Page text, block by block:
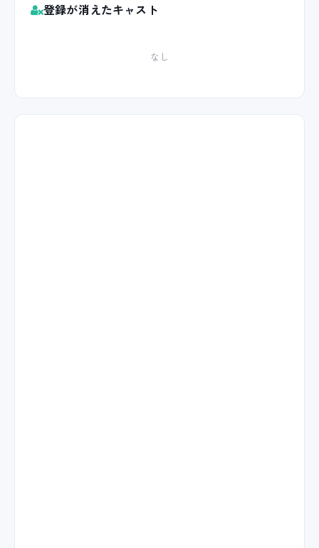
登録が消えたキャスト
なし